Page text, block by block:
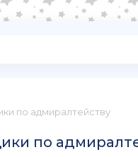
по адмиралтейству
по